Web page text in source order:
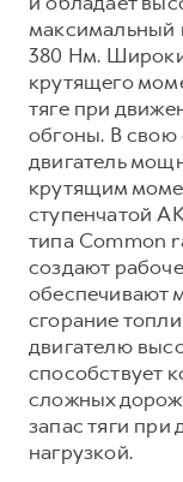
максимальный
380 Нм.
крутящего
тяге при
обгоны. В свою
двигатель
крутящим
ступенчатой
типа Common
создают
обеспечивают
сгорание
двигателю
способствует
сложных
запас тяги
нагрузкой.